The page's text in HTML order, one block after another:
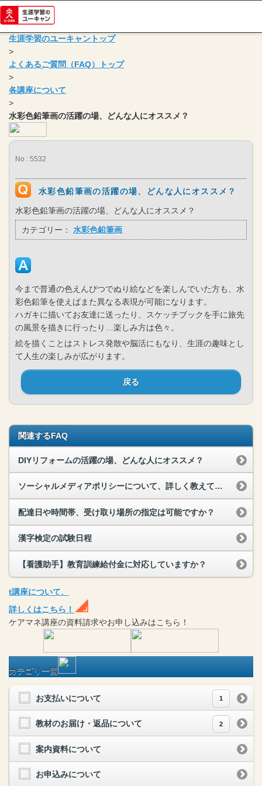
生涯学習のユーキャントップ
>
よくあるご質問（FAQ）トップ
>
各講座について
>
水彩色鉛筆画の活躍の場、どんな人にオススメ？
No : 5532
水彩色鉛筆画の活躍の場、どんな人にオススメ？
水彩色鉛筆画の活躍の場、どんな人にオススメ？
カテゴリー： 水彩色鉛筆画
今まで普通の色えんぴつでぬり絵などを楽しんでいた方も、水
彩色鉛筆を使えばまた異なる表現が可能になります。
ハガキに描いてお友達に送ったり、スケッチブックを手に旅先
の風景を描きに行ったり…楽しみ方は色々。
絵を描くことはストレス発散や脳活にもなり、生涯の趣味とし
て人生の楽しみが広がります。
戻る
関連するFAQ
DIYリフォームの活躍の場、どんな人にオススメ？
ソーシャルメディアポリシーについて、詳しく教えてください。
配達日や時間帯、受け取り場所の指定は可能ですか？
漢字検定の試験日程
【看護助手】教育訓練給付金に対応していますか？
t講座について、
詳しくはこちら！
ケアマネ講座の資料請求やお申し込みはこちら！
カテゴリ一覧
お支払いについて 1
教材のお届け・返品について 2
案内資料について
お申込みについて